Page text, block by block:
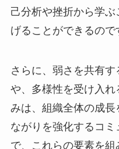
己分析や挫折から学
げることができるので
さらに、弱さを共有
や、多様性を受け入
みは、組織全体の成
ながりを強化するコ
で、これらの要素を